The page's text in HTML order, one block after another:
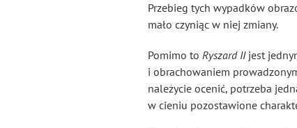
Przebieg tych wypadków
mało czyniąc w niej zmiany.
Pomimo to Ryszard IIjest
i obrachowaniem
należycie ocenić, potrzeba
w cieniu pozostawione